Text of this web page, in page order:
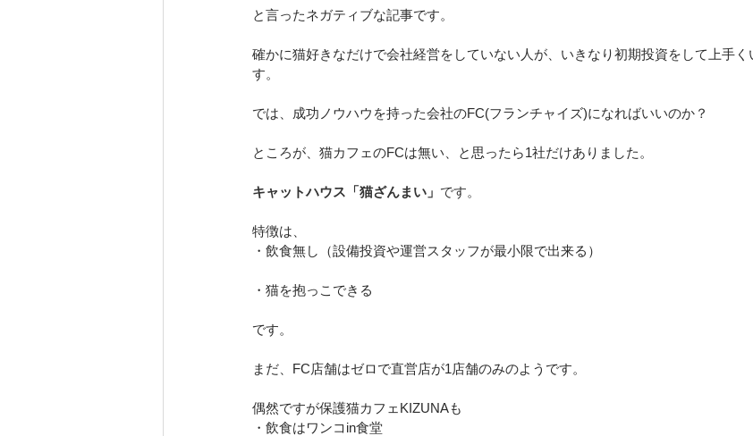
と言ったネガティブな記事です。
確かに猫好きなだけで会社経営をしていない人が、いきなり初期投資をして上手
す。
では、成功ノウハウを持った会社のFC(フランチャイズ)になればいいのか？
ところが、猫カフェのFCは無い、と思ったら1社だけありました。
キャットハウス「猫ざんまい」 です。
特徴は、
・飲食無し（設備投資や運営スタッフが最小限で出来る）
・猫を抱っこできる
です。
まだ、FC店舗はゼロで直営店が1店舗のみのようです。
偶然ですが保護猫カフェKIZUNAも
・飲食はワンコin食堂